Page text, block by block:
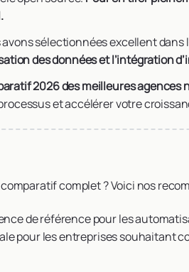
avons sélectionnées excellent dans
des données et l’intégration
2026 des meilleures agences
et accélérer votre
complet ? Voici nos
de référence pour les
pour les entreprises souhaitant